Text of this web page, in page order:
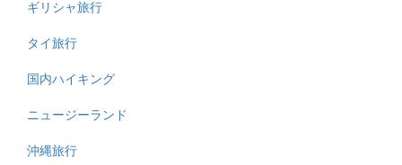
ギリシャ旅行
タイ旅行
国内ハイキング
ニュージーランド
沖縄旅行